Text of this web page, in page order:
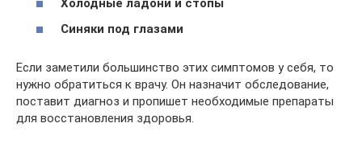
Холодные ладони и стопы
Синяки под глазами
Если заметили большинство этих симптомов у себя, то
нужно обратиться к врачу. Он назначит обследование,
поставит диагноз и пропишет необходимые препараты
для восстановления здоровья.